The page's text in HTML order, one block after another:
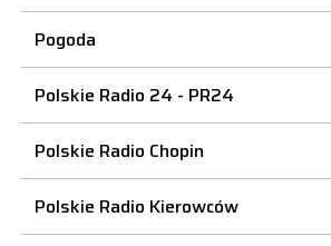
Pogoda
Polskie Radio 24 - PR24
Polskie Radio Chopin
Polskie Radio Kierowców